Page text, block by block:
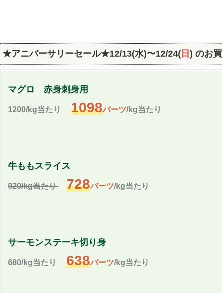
★アニバーサリーセール★12/13(水)〜12/24( 日 ) のお
マグロ 赤身刺身用
1200/kg当たり 1098バーツ/kg当たり
牛ももスライス
920/kg当たり 728バーツ/kg当たり
サーモンステーキ切り身
680/kg当たり 638バーツ/kg当たり